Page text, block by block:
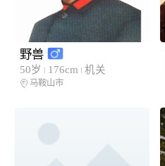
野兽
50岁 176cm 机关
马鞍山市